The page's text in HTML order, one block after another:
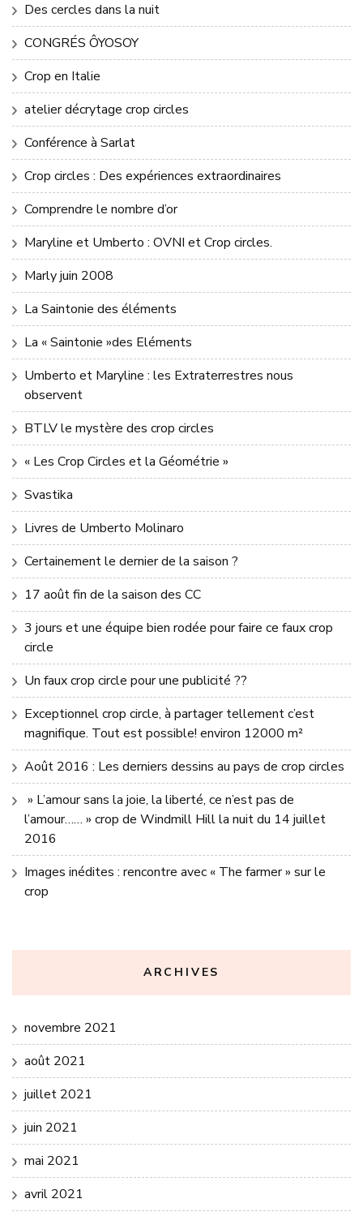
Des cercles dans la nuit
CONGRÉS ÔYOSOY
Crop en Italie
atelier décrytage crop circles
Conférence à Sarlat
Crop circles : Des expériences extraordinaires
Comprendre le nombre d’or
Maryline et Umberto : OVNI et Crop circles.
Marly juin 2008
La Saintonie des éléments
La « Saintonie »des Eléments
Umberto et Maryline : les Extraterrestres nous
observent
BTLV le mystère des crop circles
« Les Crop Circles et la Géométrie »
Svastika
Livres de Umberto Molinaro
Certainement le dernier de la saison ?
17 août fin de la saison des CC
3 jours et une équipe bien rodée pour faire ce faux crop
circle
Un faux crop circle pour une publicité ??
Exceptionnel crop circle, à partager tellement c’est
magnifique. Tout est possible! environ 12000 m²
Août 2016 : Les derniers dessins au pays de crop circles
» L’amour sans la joie, la liberté, ce n’est pas de
l’amour…… » crop de Windmill Hill la nuit du 14 juillet
2016
Images inédites : rencontre avec « The farmer » sur le
crop
ARCHIVES
novembre 2021
août 2021
juillet 2021
juin 2021
mai 2021
avril 2021